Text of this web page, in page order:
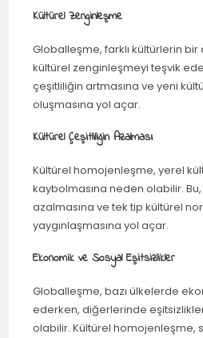
Kültürel Zenginleşme
Globalleşme, farklı kültürlerin
kültürel zenginleşmeyi teşvik
çeşitliliğin artmasına ve yeni
oluşmasına yol açar.
Kültürel Çeşitliliğin Azalması
Kültürel homojenleşme, yerel
kaybolmasına neden olabilir.
azalmasına ve tek tip kültürel
yaygınlaşmasına yol açar.
Ekonomik ve Sosyal Eşitsizlikler
Globalleşme, bazı ülkelerde
ederken, diğerlerinde
olabilir. Kültürel homojenleşme,